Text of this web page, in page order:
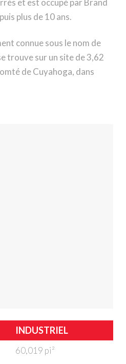
et est occupé par Brand
plus de 10 ans.
connue sous le nom de
trouve sur un site de 3,62
de Cuyahoga, dans
INDUSTRIEL
60,019 pi²